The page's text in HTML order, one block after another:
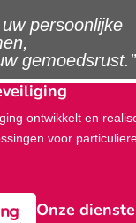
persoonlijke
gemoedsrust.”
ontwikkelt en
voor
Onze